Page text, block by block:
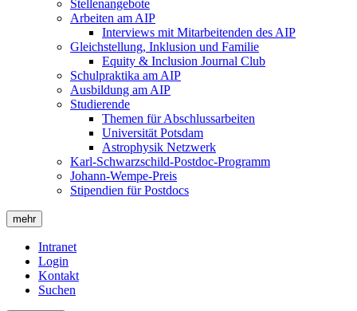
Stellenangebote
Arbeiten am AIP
Interviews mit Mitarbeitenden des AIP
Gleichstellung, Inklusion und Familie
Equity & Inclusion Journal Club
Schulpraktika am AIP
Ausbildung am AIP
Studierende
Themen für Abschlussarbeiten
Universität Potsdam
Astrophysik Netzwerk
Karl-Schwarzschild-Postdoc-Programm
Johann-Wempe-Preis
Stipendien für Postdocs
mehr
Intranet
Login
Kontakt
Suchen